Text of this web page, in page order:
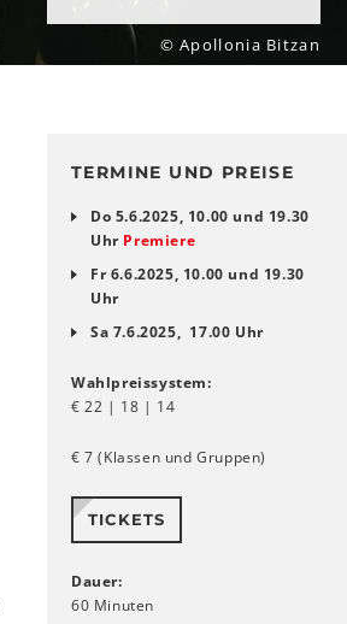
© Apollonia Bitzan
TERMINE UND PREISE
Do 5.6.2025, 10.00 und 19.30
Uhr Premiere
Fr 6.6.2025, 10.00 und 19.30
Uhr
Sa 7.6.2025, 17.00 Uhr
Wahlpreissystem:
€ 22 | 18 | 14
€ 7 (Klassen und Gruppen)
TICKETS
Dauer:
60 Minuten